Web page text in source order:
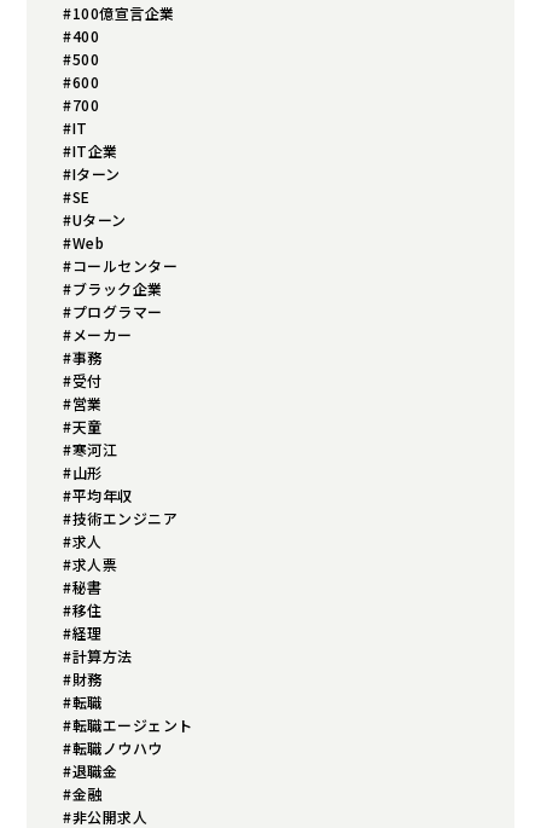
#100億宣言企業
#400
#500
#600
#700
#IT
#IT企業
#Iターン
#SE
#Uターン
#Web
#コールセンター
#ブラック企業
#プログラマー
#メーカー
#事務
#受付
#営業
#天童
#寒河江
#山形
#平均年収
#技術エンジニア
#求人
#求人票
#秘書
#移住
#経理
#計算方法
#財務
#転職
#転職エージェント
#転職ノウハウ
#退職金
#金融
#非公開求人